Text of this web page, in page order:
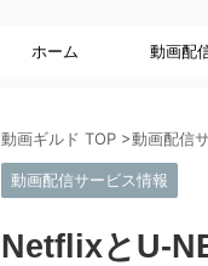
ホーム 動画配
動画ギルド TOP >動画配信
動画配信サービス情報
NetflixとU-